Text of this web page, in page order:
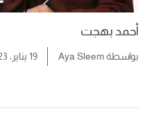
19 يناير، 2023